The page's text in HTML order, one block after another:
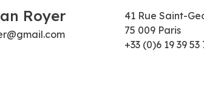
Royer
41 Rue Saint-
75 009 Paris
+33 (0)6 19 39 53